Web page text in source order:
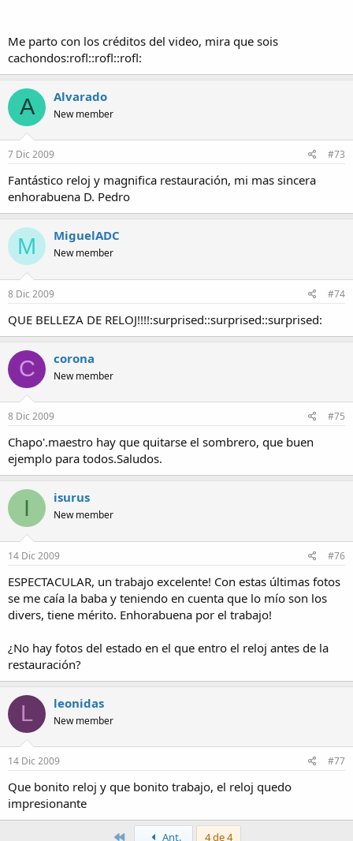
Me parto con los créditos del video, mira que sois
cachondos:rofl::rofl::rofl:
A Alvarado
New member
7 Dic 2009 #73
Fantástico reloj y magnifica restauración, mi mas sincera
enhorabuena D. Pedro
M MiguelADC
New member
8 Dic 2009 #74
QUE BELLEZA DE RELOJ!!!!:surprised::surprised::surprised:
C corona
New member
8 Dic 2009 #75
Chapo'.maestro hay que quitarse el sombrero, que buen
ejemplo para todos.Saludos.
I isurus
New member
14 Dic 2009 #76
ESPECTACULAR, un trabajo excelente! Con estas últimas fotos
se me caía la baba y teniendo en cuenta que lo mío son los
divers, tiene mérito. Enhorabuena por el trabajo!
¿No hay fotos del estado en el que entro el reloj antes de la
restauración?
L leonidas
New member
14 Dic 2009 #77
Que bonito reloj y que bonito trabajo, el reloj quedo
impresionante
PrimeroAnt. 4 de 4